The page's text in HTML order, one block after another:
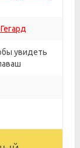
увидеть